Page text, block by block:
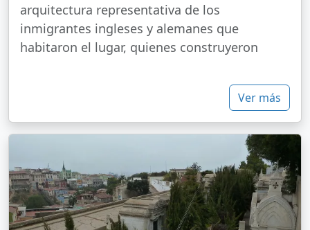
arquitectura representativa de los
inmigrantes ingleses y alemanes que
habitaron el lugar, quienes construyeron
Ver más